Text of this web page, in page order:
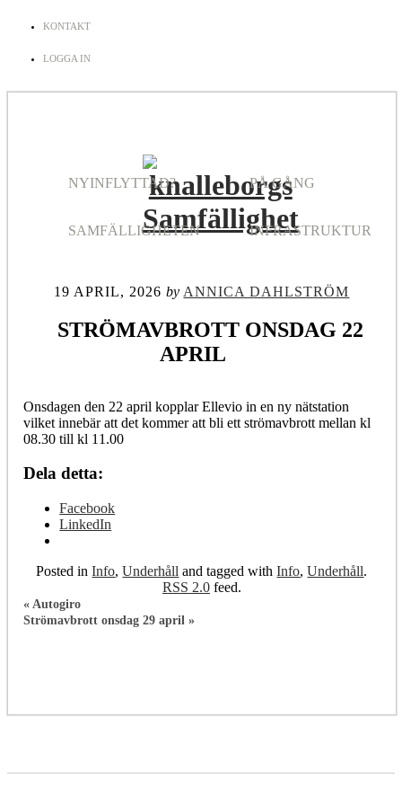
KONTAKT
LOGGA IN
NYINFLYTTAD?
SAMFÄLLIGHETEN
PÅ GÅNG
INFRASTRUKTUR
19 APRIL, 2026 by ANNICA DAHLSTRÖM
STRÖMAVBROTT ONSDAG 22
APRIL
Onsdagen den 22 april kopplar Ellevio in en ny nätstation
vilket innebär att det kommer att bli ett strömavbrott mellan kl
08.30 till kl 11.00
Dela detta:
Facebook
LinkedIn
Posted inInfo,Underhåll and tagged withInfo,Underhåll.
RSS 2.0feed.
« Autogiro
Strömavbrott onsdag 29 april »